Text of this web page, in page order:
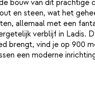
bouw van dit prachtige
en steen, wat het
allemaal met een
verblijf in Ladis.
brengt, vind je op 900
een moderne
is er een fijne,